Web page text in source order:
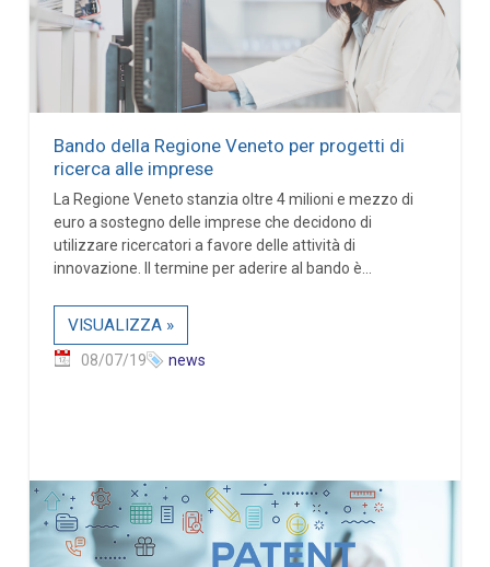
Bando della Regione Veneto per progetti di
ricerca alle imprese
La Regione Veneto stanzia oltre 4 milioni e mezzo di
euro a sostegno delle imprese che decidono di
utilizzare ricercatori a favore delle attività di
innovazione. Il termine per aderire al bando è...
VISUALIZZA »
08/07/19 news